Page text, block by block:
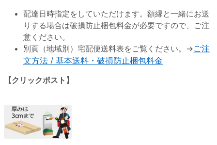
配達日時指定をしていただけます。額縁と一緒にお送
りする場合は破損防止梱包料金が必要ですので、ご注
意ください。
別頁（地域別）宅配便送料表をご覧ください。→ご注
文方法 / 基本送料・破損防止梱包料金
【クリックポスト】